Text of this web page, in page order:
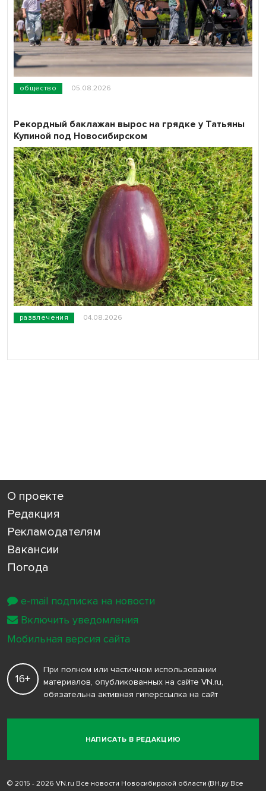
общество 05.08.2026
развлечения 04.08.2026
Рекордный баклажан вырос на грядке у Татьяны
Купиной под Новосибирском
О проекте
Редакция
Рекламодателям
Вакансии
Погода
НАПИСАТЬ В РЕДАКЦИЮ
16+
При полном или частичном использовании
материалов, опубликованных на сайте VN.ru,
обязательна активная гиперссылка на сайт
© 2015 - 2026 VN.ru Все новости Новосибирской области (ВН.ру Все
e-mail подписка на новости
Включить уведомления
Мобильная версия сайта